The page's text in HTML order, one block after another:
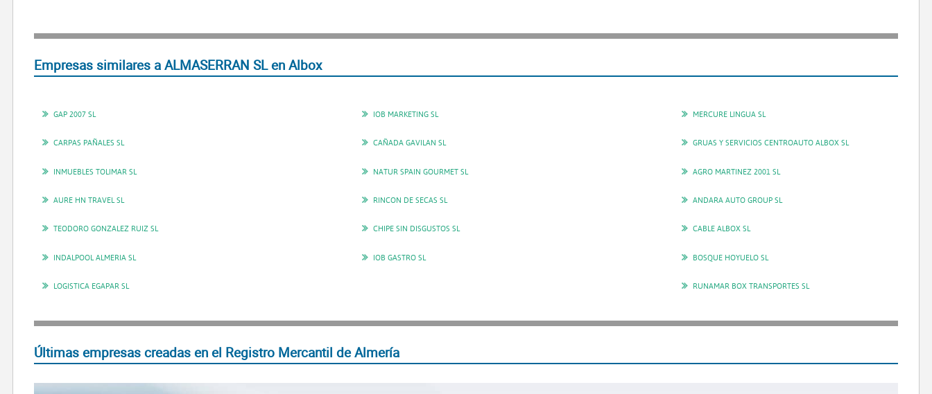
Empresas similares a ALMASERRAN SL en Albox
GAP 2007 SL IOB MARKETING SL MERCURE LINGUA SL
CARPAS PAÑALES SL CAÑADA GAVILAN SL GRUAS Y SERVICIOS CENTROAUTO ALBOX SL
INMUEBLES TOLIMAR SL NATUR SPAIN GOURMET SL AGRO MARTINEZ 2001 SL
AURE HN TRAVEL SL RINCON DE SECAS SL ANDARA AUTO GROUP SL
TEODORO GONZALEZ RUIZ SL CHIPE SIN DISGUSTOS SL CABLE ALBOX SL
INDALPOOL ALMERIA SL IOB GASTRO SL BOSQUE HOYUELO SL
LOGISTICA EGAPAR SL RUNAMAR BOX TRANSPORTES SL
Últimas empresas creadas en el Registro Mercantil de Almería